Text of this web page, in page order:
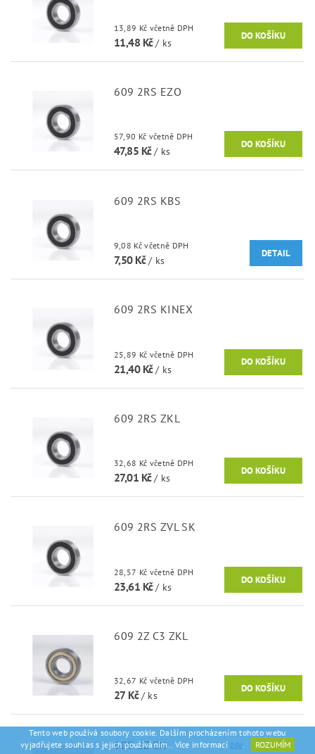
13,89 Kč včetně DPH
11,48 Kč/ ks
609 2RS EZO
57,90 Kč včetně DPH
47,85 Kč/ ks
609 2RS KBS
9,08 Kč včetně DPH
7,50 Kč/ ks
DETAIL
609 2RS KINEX
25,89 Kč včetně DPH
21,40 Kč/ ks
609 2RS ZKL
32,68 Kč včetně DPH
27,01 Kč/ ks
609 2RS ZVL SK
28,57 Kč včetně DPH
23,61 Kč/ ks
609 2Z C3 ZKL
32,67 Kč včetně DPH
27 Kč/ ks
609 2Z CN
Tento web používá soubory cookie. Dalším procházením tohoto webu
vyjadřujete souhlas s jejich používáním.. Více informací zde. ROZUMÍM